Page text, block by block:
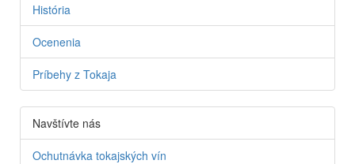
História
Ocenenia
Príbehy z Tokaja
Navštívte nás
Ochutnávka tokajských vín